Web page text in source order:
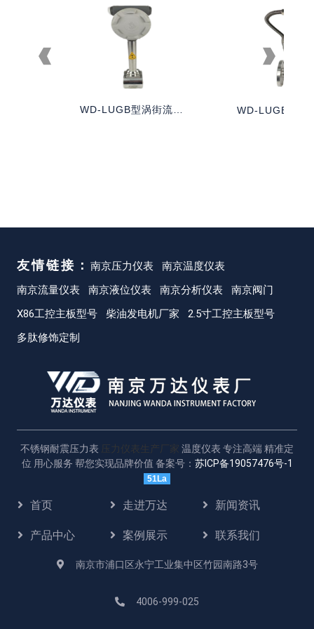
WD-LUGB型涡街流量
WD-LUGB — Z
友情链接： 南京压力仪表
南京温度仪表
南京流量仪表
南京液位仪表 南京分析仪表
南京阀门
X86工控主板型号
柴油发电机厂家
2.5寸工控主板型号
多肽修饰定制
不锈钢耐震压力表 压力仪表生产厂家 温度仪表 专注高端 精准定
位 用心服务 帮您实现品牌价值 备案号： 苏ICP备19057476号-1
51La
首页 走进万达 新闻资讯
产品中心 案例展示 联系我们
南京市浦口区永宁工业集中区竹园南路3号
4006-999-025